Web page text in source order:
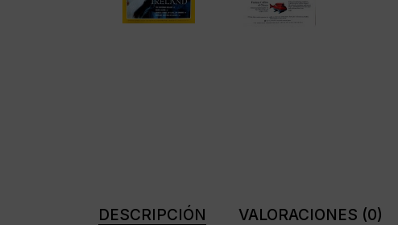
DESCRIPCIÓN VALORACIONES (0)